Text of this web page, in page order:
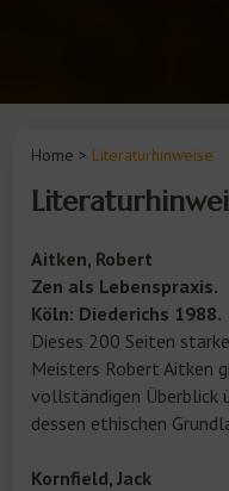
Home > Literaturhinweise
Aitken, Robert
Zen als Lebenspraxis.
Köln: Diederichs 1988.
Dieses 200 Seiten
Meisters Robert Aitken
vollständigen Überblick
dessen ethischen
Kornfield, Jack